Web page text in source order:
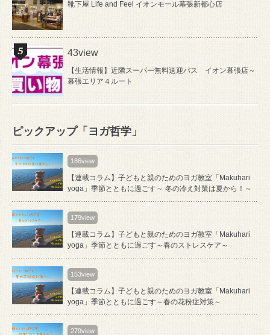
靴下屋 Life and Feel イオンモール幕張新都心店
43view
【生活情報】近隣スーパー無料送迎バス イオン幕張店～
幕張エリア４ルート
ピックアップ「ヨガ哲学」
186view
【連載コラム】子どもと親のためのヨガ教室「Makuhari
yoga」季節とともに過ごす～ 冬の冷え対策は夏から！～
179view
【連載コラム】子どもと親のためのヨガ教室「Makuhari
yoga」季節とともに過ごす～春のストレスケア～
153view
【連載コラム】子どもと親のためのヨガ教室「Makuhari
yoga」季節とともに過ごす～春の花粉症対策～
279view